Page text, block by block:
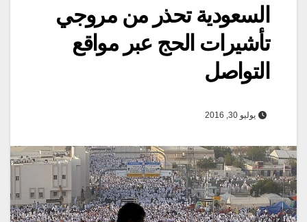
السعودية تحذر من مروجي
تأشيرات الحج عبر مواقع
التواصل
يوليو 30, 2016